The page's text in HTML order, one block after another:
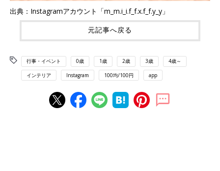
出典：Instagramアカウント「m_m.i_i.f_f.x.f_f.y_y」
元記事へ戻る
行事・イベント 0歳 1歳 2歳 3歳 4歳～
インテリア Instagram 100均/100円 app